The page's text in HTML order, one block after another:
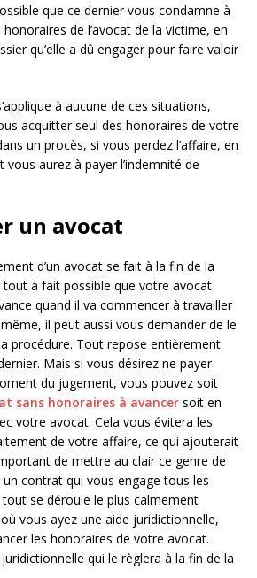
que ce dernier vous condamne à
de l’avocat de la victime, en
qu’elle a dû engager pour faire valoir
à aucune de ces situations,
acquitter seul des honoraires de votre
un procès, si vous perdez l’affaire, en
vous aurez à payer l’indemnité de
un avocat
d’un avocat se fait à la fin de la
tout à fait possible que votre avocat
quand il va commencer à travailler
il peut aussi vous demander de le
procédure. Tout repose entièrement
Mais si vous désirez ne payer
du jugement, vous pouvez soit
sans honoraires à avancer soit en
votre avocat. Cela vous évitera les
de votre affaire, ce qui ajouterait
de mettre au clair ce genre de
contrat qui vous engage tous les
se déroule le plus calmement
vous ayez une aide juridictionnelle,
les honoraires de votre avocat.
juridictionnelle qui le règlera à la fin de la